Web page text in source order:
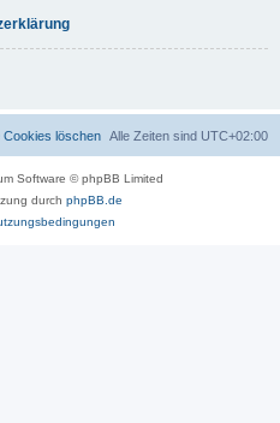
Alle Zeiten sind UTC+02:00
Cookies löschen
Software © phpBB Limited
durch phpBB.de